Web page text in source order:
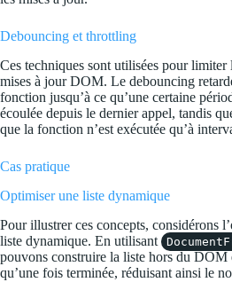
Debouncing et throttling
Ces techniques sont utilisées pour limiter
mises à jour DOM. Le debouncing
fonction jusqu’à ce qu’une certaine
écoulée depuis le dernier appel, tandis
que la fonction n’est exécutée qu’à
Cas pratique
Optimiser une liste dynamique
Pour illustrer ces concepts, considérons
liste dynamique. En utilisant
pouvons construire la liste hors du DOM
qu’une fois terminée, réduisant ainsi le